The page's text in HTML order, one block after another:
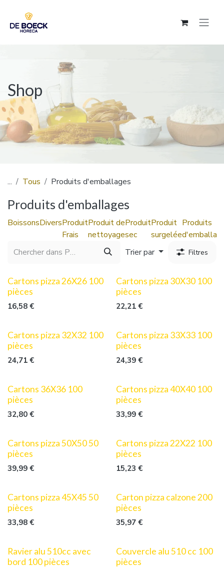
Shop
... Tous Produits d'emballages
Produits d'emballages
BoissonsDiversProduit
Frais
Produit de
nettoyage
Produit
sec
Produit
surgelée
Produits
Trier par
Filtres
Cartons pizza 26X26 100
pièces
16,58 €
Cartons pizza 30X30 100
pièces
22,21€
Cartons pizza 32X32 100
pièces
24,71 €
Cartons pizza 33X33 100
pièces
24,39€
Cartons 36X36 100
pièces
32,80 €
Cartons pizza 40X40 100
pièces
33,99€
Cartons pizza 50X50 50
pièces
39,99 €
Cartons pizza 22X22 100
pièces
15,23 €
Cartons pizza 45X45 50
pièces
33,98 €
Carton pizza calzone 200
pièces
35,97€
Ravier alu 510cc avec
bord 100 pièces
Couvercle alu 510 cc 100
pièces